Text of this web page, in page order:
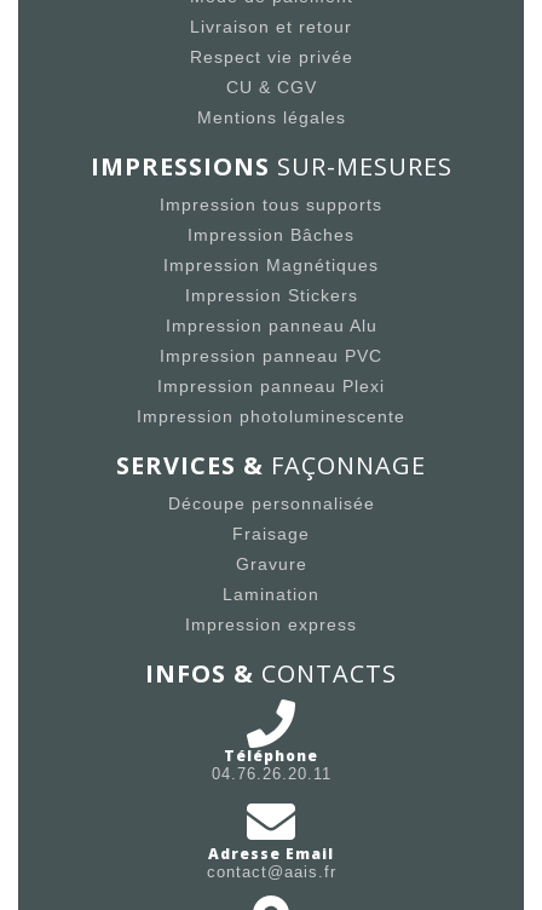
Livraison et retour
Respect vie privée
CU & CGV
Mentions légales
IMPRESSIONS SUR-MESURES
Impression tous supports
Impression Bâches
Impression Magnétiques
Impression Stickers
Impression panneau Alu
Impression panneau PVC
Impression panneau Plexi
Impression photoluminescente
SERVICES & FAÇONNAGE
Découpe personnalisée
Fraisage
Gravure
Lamination
Impression express
INFOS & CONTACTS
Téléphone
04.76.26.20.11
Adresse Email
contact@aais.fr